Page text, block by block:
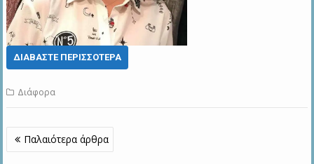
ΔΙΑΒΆΣΤΕ ΠΕΡΙΣΣΌΤΕΡΑ
Διάφορα
Πλοήγηση
άρθρων
Παλαιότερα άρθρα